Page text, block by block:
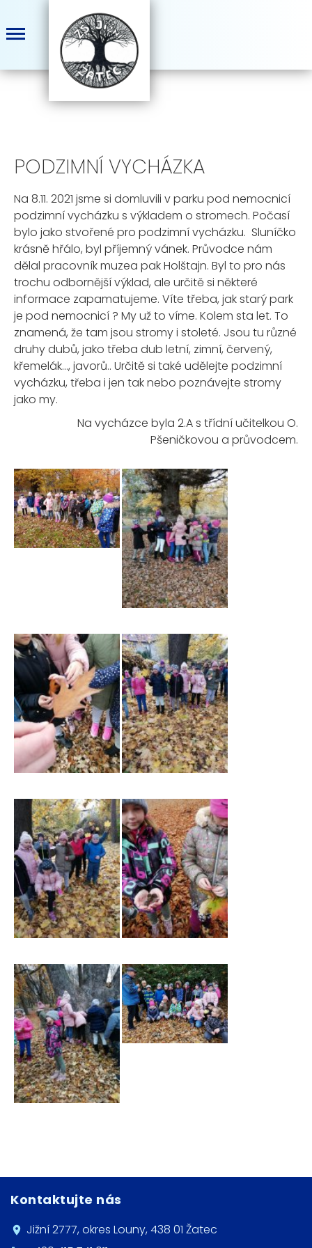
PODZIMNÍ VYCHÁZKA
Na 8.11. 2021 jsme si domluvili v parku pod nemocnicí
podzimní vycházku s výkladem o stromech. Počasí
bylo jako stvořené pro podzimní vycházku. Sluníčko
krásně hřálo, byl příjemný vánek. Průvodce nám
dělal pracovník muzea pak Holštajn. Byl to pro nás
trochu odbornější výklad, ale určitě si některé
informace zapamatujeme. Víte třeba, jak starý park
je pod nemocnicí ? My už to víme. Kolem sta let. To
znamená, že tam jsou stromy i stoleté. Jsou tu různé
druhy dubů, jako třeba dub letní, zimní, červený,
křemelák..., javorů.. Určitě si také udělejte podzimní
vycházku, třeba i jen tak nebo poznávejte stromy
jako my.
Na vycházce byla 2.A s třídní učitelkou O.
Pšeničkovou a průvodcem.
Kontaktujte nás
Jižní 2777, okres Louny, 438 01 Žatec